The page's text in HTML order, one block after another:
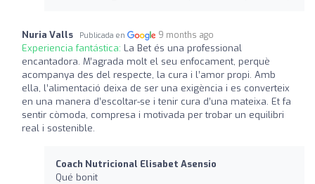
Nuria Valls Publicada en 9 months ago
Experiencia fantástica: La Bet és una professional
encantadora. M’agrada molt el seu enfocament, perquè
acompanya des del respecte, la cura i l’amor propi. Amb
ella, l’alimentació deixa de ser una exigència i es converteix
en una manera d’escoltar-se i tenir cura d’una mateixa. Et fa
sentir còmoda, compresa i motivada per trobar un equilibri
real i sostenible.
Coach Nutricional Elisabet Asensio
Qué bonit